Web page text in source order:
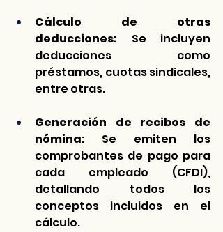
Cálculo de otras
deducciones: Se incluyen
deducciones como
préstamos, cuotas sindicales,
entre otras.
Generación de recibos de
nómina: Se emiten los
comprobantes de pago para
cada empleado (CFDI),
detallando todos los
conceptos incluidos en el
cálculo.